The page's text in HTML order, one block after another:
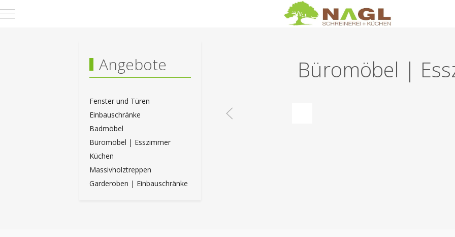
Mobile Menu Toggle
Angebote
Fenster und Türen
Einbauschränke
Badmöbel
Büromöbel | Esszimmer
Küchen
Massivholztreppen
Garderoben | Einbauschränke
Büromöbel |